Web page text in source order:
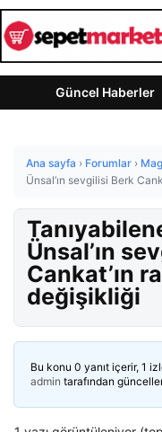
Güncel Haberler
Ana sayfa › Forumlar ›
Ünsal’ın sevgilisi Berk
Ünsal’ın
Cankat’ın
değişikliği
Bu konu 0 yanıt içerir, 1
admin tarafından